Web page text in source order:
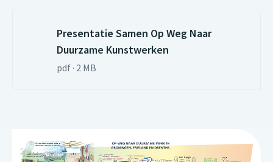
Presentatie Samen Op Weg Naar
Duurzame Kunstwerken
pdf · 2 MB